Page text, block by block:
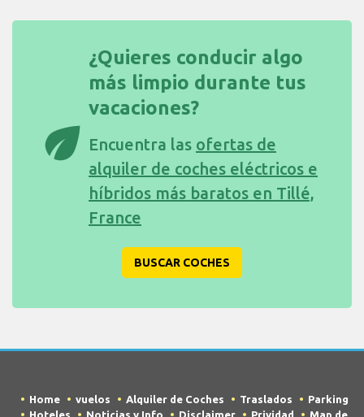
eco
¿Quieres conducir algo
más limpio durante tus
vacaciones?
Encuentra las ofertas de
alquiler de coches eléctricos e
híbridos más baratos en Tillé,
France
BUSCAR COCHES
Home vuelos Alquiler de Coches Traslados
Parking
Hoteles
Noticias y Info Disclaimer Prividad Map de